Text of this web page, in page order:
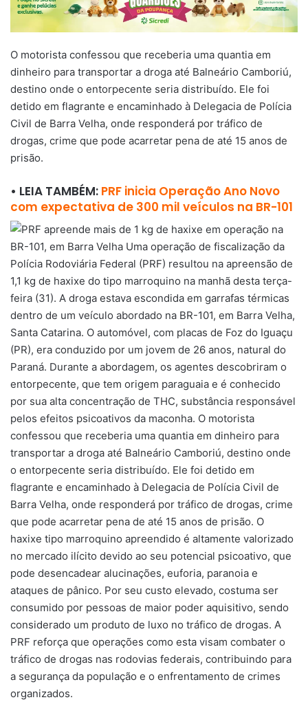
O motorista confessou que receberia uma quantia em
dinheiro para transportar a droga até Balneário Camboriú,
destino onde o entorpecente seria distribuído. Ele foi
detido em flagrante e encaminhado à Delegacia de Polícia
Civil de Barra Velha, onde responderá por tráfico de
drogas, crime que pode acarretar pena de até 15 anos de
prisão.
• LEIA TAMBÉM: PRF inicia Operação Ano Novo
com expectativa de 300 mil veículos na BR-101